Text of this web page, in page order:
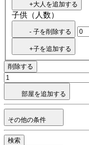
+大人を追加する
子供（人数）
- 子を削除する
+子を追加する
削除する
部屋を追加する
その他の条件
検索